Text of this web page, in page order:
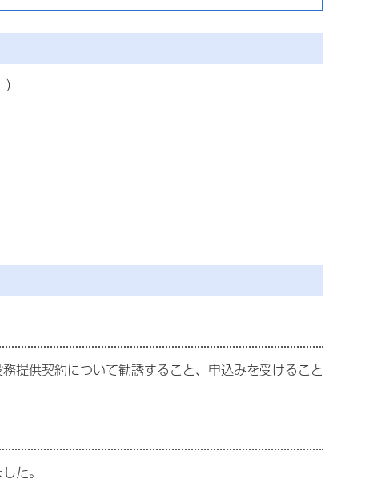
提供契約について勧誘すること、申込みを受けること
た。